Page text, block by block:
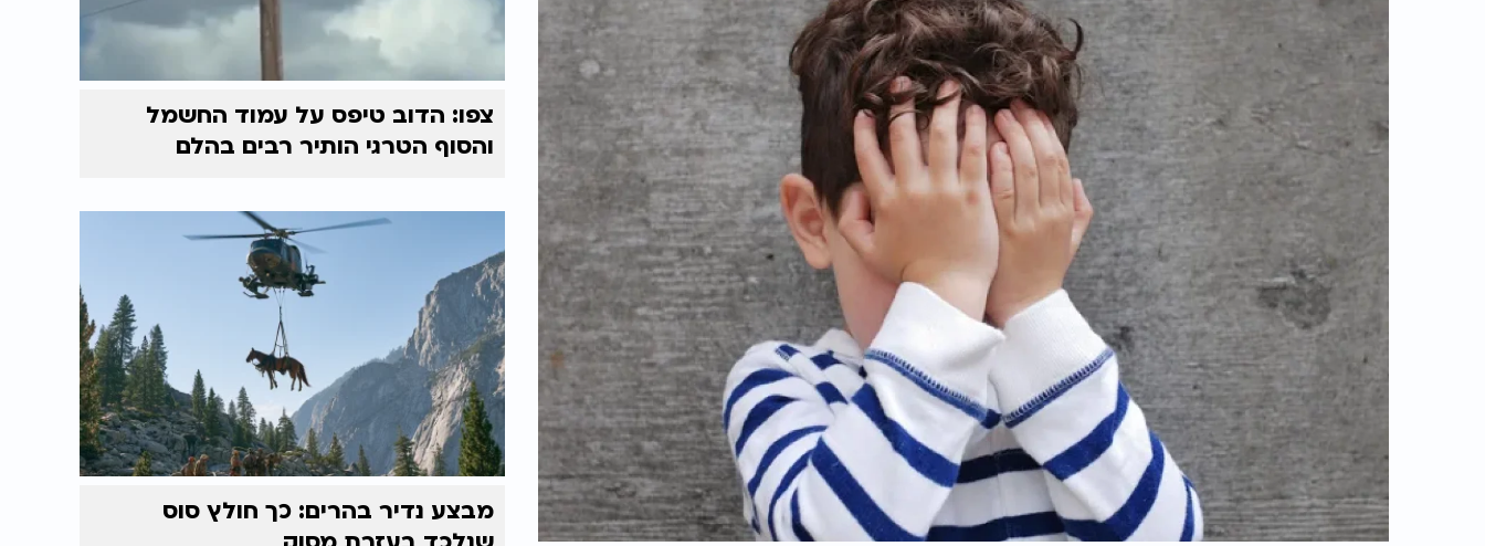
צפו: הדוב טיפס על עמוד החשמל
והסוף הטרגי הותיר רבים בהלם
מבצע נדיר בהרים: כך חולץ סוס